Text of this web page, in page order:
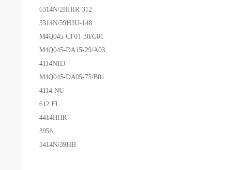
6314N/2HHIR-312
3314N/39H3U-148
M4Q045-CF01-38/G01
M4Q045-DA15-29/A03
4114NH3
M4Q045-DA05-75/B01
4114 NU
612 FL
4414HHR
3956
3414N/39HH